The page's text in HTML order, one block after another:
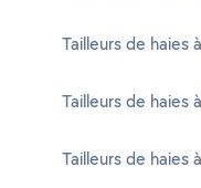
Tailleurs de haies
Tailleurs de haies
Tailleurs de haies